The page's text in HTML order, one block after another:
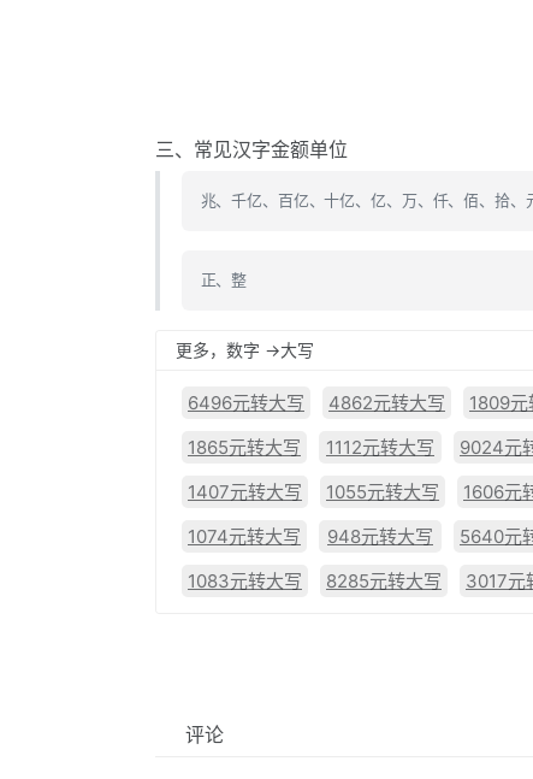
三、常见汉字金额单位
兆、千亿、百亿、十亿、亿、万、仟、佰、拾
正、整
更多，数字 ->大写
6496元转大写 4862元转大写 1809元
1865元转大写
1112元转大写 9024元
1407元转大写
1055元转大写 1606元
1074元转大写
948元转大写 5640元
1083元转大写
8285元转大写 3017元
评论